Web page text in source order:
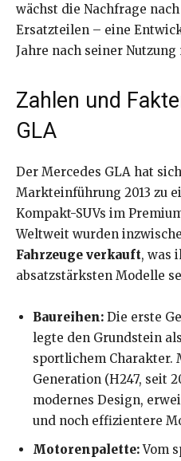
wächst die Nachfrage
Ersatzteilen – eine
Jahre nach seiner
Zahlen und
GLA
Der Mercedes GLA hat
Markteinführung 2013 zu
Kompakt-SUVs im
Weltweit wurden
Fahrzeuge verkauft, was
absatzstärksten Modelle
Baureihen: Die erste
legte den Grundstein
sportlichem Charakter.
Generation (H247, seit
modernes Design,
und noch effizientere
Motorenpalette:Vom